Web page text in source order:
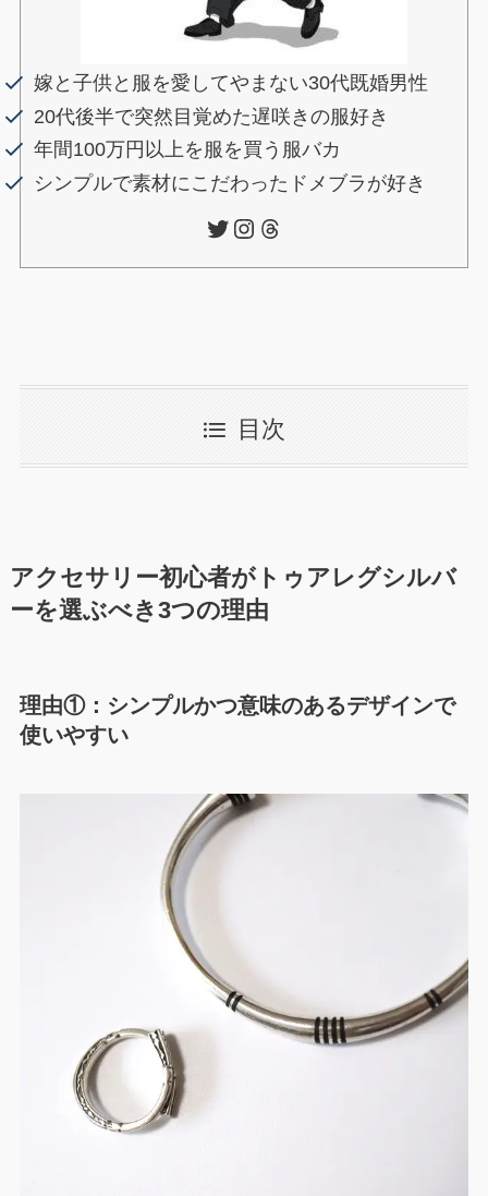
嫁と子供と服を愛してやまない30代既婚男性
20代後半で突然目覚めた遅咲きの服好き
年間100万円以上を服を買う服バカ
シンプルで素材にこだわったドメブラが好き
Twitter Instagram Threads
目次
アクセサリー初心者がトゥアレグシルバ
ーを選ぶべき3つの理由
理由①： シンプルかつ意味のあるデザインで
使いやすい